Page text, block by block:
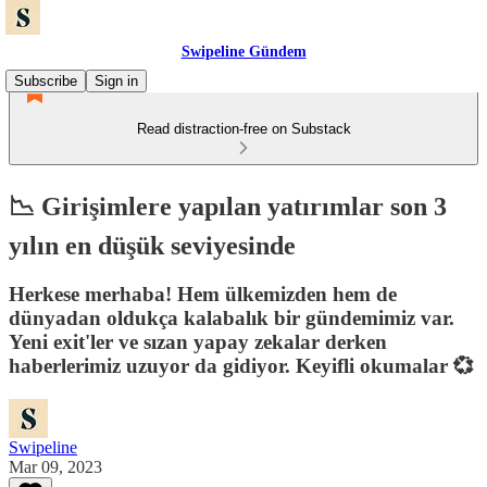
Swipeline Gündem
Subscribe
Sign in
Read distraction-free on Substack
📉 Girişimlere yapılan yatırımlar son 3
yılın en düşük seviyesinde
Herkese merhaba! Hem ülkemizden hem de
dünyadan oldukça kalabalık bir gündemimiz var.
Yeni exit'ler ve sızan yapay zekalar derken
haberlerimiz uzuyor da gidiyor. Keyifli okumalar 💞
Swipeline
Mar 09, 2023